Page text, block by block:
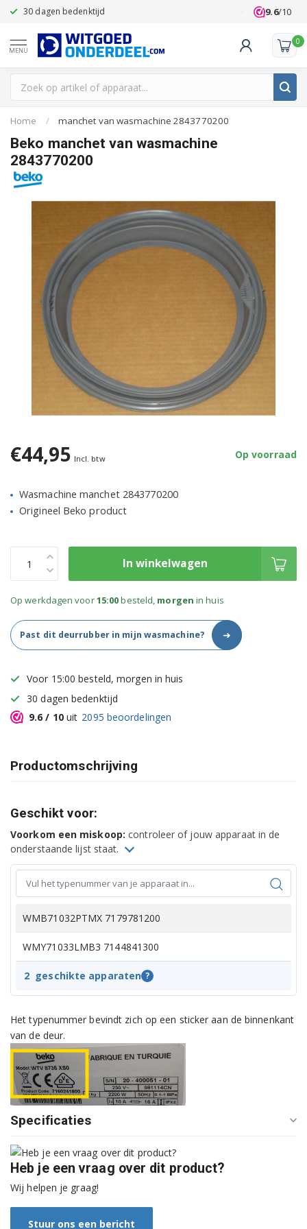
30 dagen bedenktijd Klanten
9.6/10
MENU
0
Home / manchet van wasmachine 2843770200
Beko manchet van wasmachine
2843770200
€44,95 Incl. btw Op voorraad
Wasmachine manchet 2843770200
Origineel Beko product
In winkelwagen
Op werkdagen voor15:00besteld, morgen in huis
Past dit deurrubber in mijn wasmachine? ➜
Voor 15:00 besteld, morgen in huis
30 dagen bedenktijd
9.6 / 10uit 2095 beoordelingen
Productomschrijving
Geschikt voor:
Voorkom een miskoop: controleer of jouw apparaat in de
onderstaande lijst staat.
WMB71032PTMX 7179781200
WMY71033LMB3 7144841300
2 geschikte apparaten ?
Het typenummer bevindt zich op een sticker aan de binnenkant
van de deur.
Specificaties
Heb je een vraag over dit product?
Wij helpen je graag!
Stuur ons een bericht